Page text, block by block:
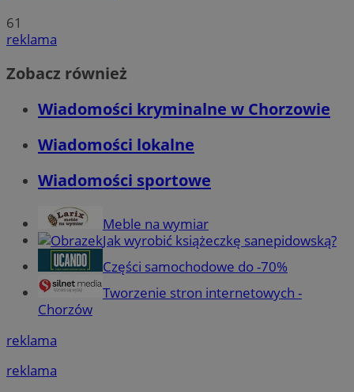
61
reklama
Zobacz również
Wiadomości kryminalne w Chorzowie
Wiadomości lokalne
Wiadomości sportowe
Meble na wymiar
Jak wyrobić książeczkę sanepidowską?
Części samochodowe do -70%
Tworzenie stron internetowych -
Chorzów
reklama
reklama